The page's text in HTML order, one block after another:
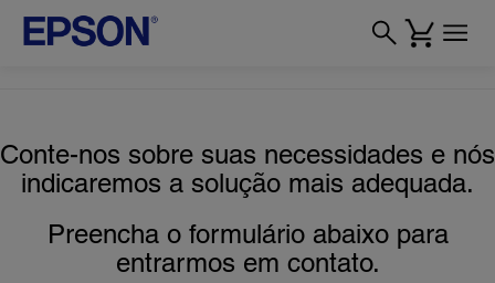
Conte-nos sobre suas necessidades e nós
indicaremos a solução mais adequada.
Preencha o formulário abaixo para
entrarmos em contato.